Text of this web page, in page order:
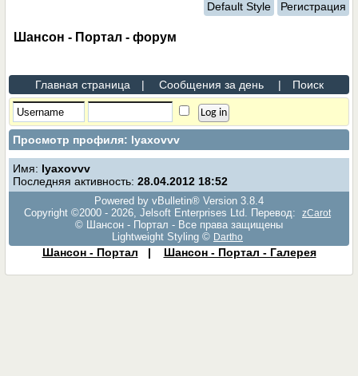
Default Style Регистрация
Шансон - Портал - форум
Главная страница | Сообщения за день | Поиск
Просмотр профиля: lyaxovvv
Имя: lyaxovvv
Последняя активность: 28.04.2012 18:52
Powered by vBulletin® Version 3.8.4
Copyright ©2000 - 2026, Jelsoft Enterprises Ltd. Перевод:
zCarot
© Шансон - Портал - Все права защищены
Lightweight Styling © Dartho
Шансон - Портал | Шансон - Портал - Галерея